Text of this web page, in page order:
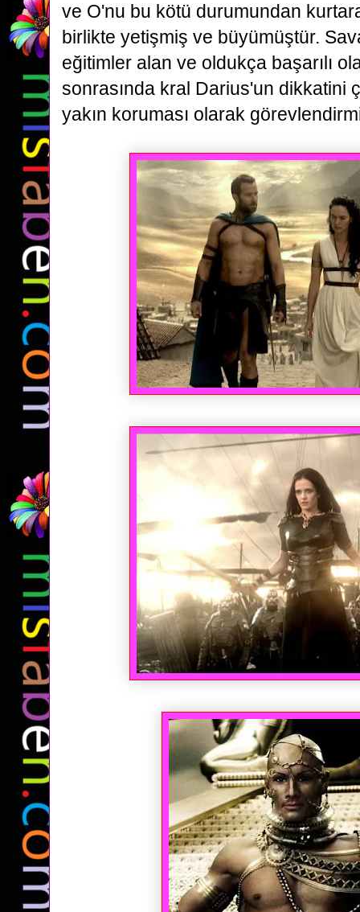
ve O'nu bu kötü durumundan
birlikte yetişmiş ve büyümüştür.
eğitimler alan ve oldukça başarılı
sonrasında kral Darius'un dikkatini
yakın koruması olarak